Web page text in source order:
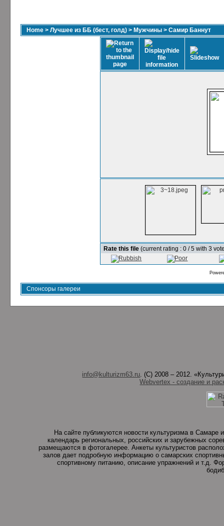
Home > Лучшее из ББ (бест, голд) > Мужчины > Самир Баннут
Rate this file (current rating : 0 / 5 with 3
Спонсоры галереи
info@kulturizm63.ru. (C) 2008 – 2012.
Webvertex - создание и
На сайте публикуются новости культуризма в
календарь региональных, российских и зарубежных
размещаются в фотогалерее. Анкеты культуристов
залов дает подробную информацию о самарских
спортивному питанию, описание упражнений и т.д.